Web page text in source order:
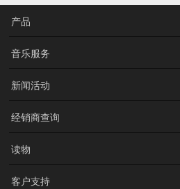
产品
音乐服务
新闻活动
经销商查询
读物
客户支持